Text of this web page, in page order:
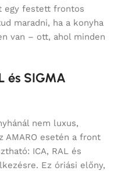
egy festett frontos
maradni, ha a konyha
van – ott, ahol minden
és SIGMA
nem luxus,
AMARO esetén a front
ICA, RAL és
Ez óriási előny,